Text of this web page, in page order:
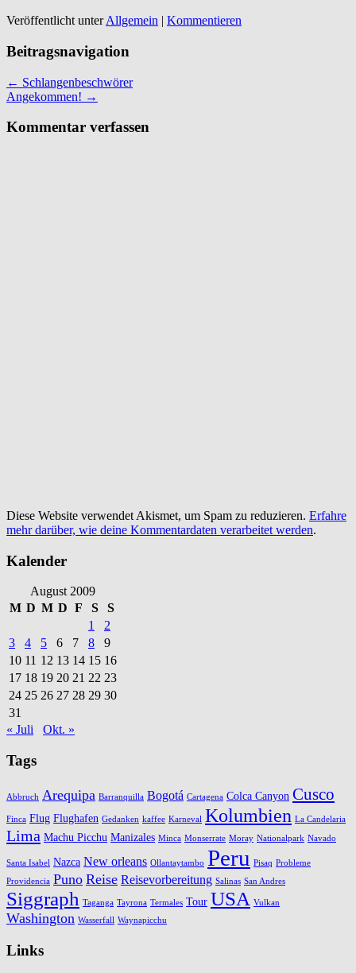
Veröffentlicht unterAllgemein | Kommentieren
Beitragsnavigation
← Schlangenbeschwörer
Angekommen! →
Kommentar verfassen
Diese Website verwendet Akismet, um Spam zu reduzieren. Erfahre
mehr darüber, wie deine Kommentardaten verarbeitet werden.
Kalender
August 2009
M D M D F S
S
1
2
3
4 5 6 7 8
9
10 11 12 13 14 15 16
17 18 19 20 21 22 23
24 25 26 27 28 29 30
31
« Juli
Okt. »
Tags
Abbruch Arequipa Barranquilla Bogotá Cartagena Colca Canyon Cusco
Finca Flug Flughafen Gedanken kaffee Karneval Kolumbien La Candelaria
Lima Machu Picchu Manizales Minca Monserrate Moray Nationalpark Navado
Santa Isabel Nazca New orleans Ollantaytambo Peru Pisaq Probleme
Providencia Puno Reise Reisevorbereitung Salinas San Andres
Siggraph Taganga Tayrona Termales Tour USA Vulkan
Washington Wasserfall Waynapicchu
Links